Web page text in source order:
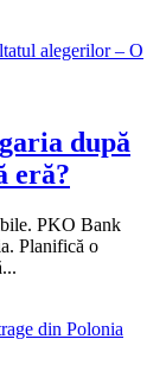
după
eră?
PKO Bank
Planifică o